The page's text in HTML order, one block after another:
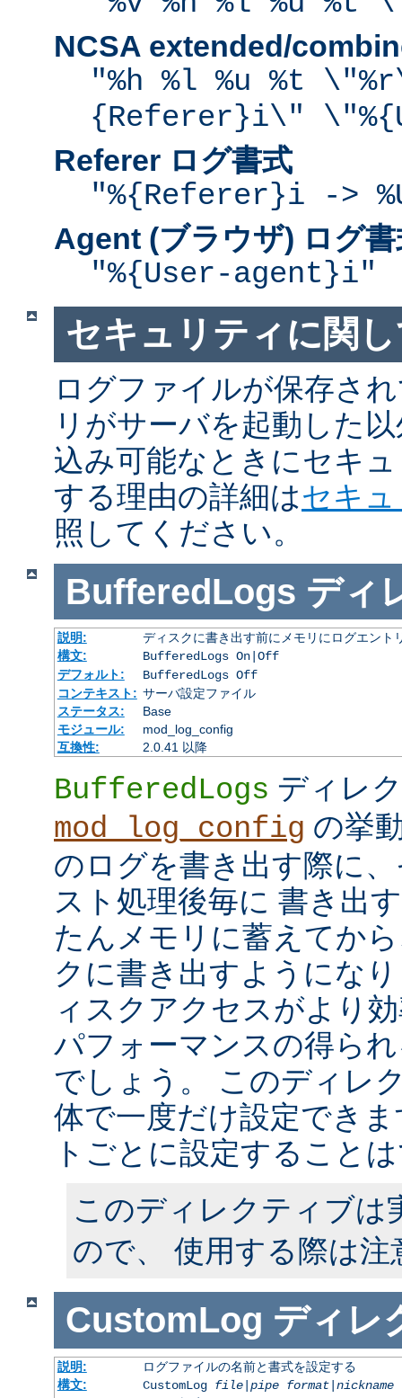
NCSA extended/
"%h %l %u %t
{Referer}i\"
Referer ログ書式
"%{Referer}i ->
Agent (ブラウザ) ログ書
"%{User-agent}i"
セキュリティに関
ログファイルが保存さ
リがサーバを起動した
込み可能なときにセキ
する理由の詳細はセキ
照してください。
BufferedLogs ディ
説明:
ディスクに書き出す前にメモリにログエント
構文:
BufferedLogs On|Off
デフォルト:
BufferedLogs Off
コンテキスト: サーバ設定ファイル
ステータス:
Base
モジュール:
mod_log_config
互換性:
2.0.41 以降
BufferedLogs ディレ
mod_log_config の挙
のログを書き出す際に
スト処理後毎に 書き出
たんメモリに蓄えてか
クに書き出すようにな
ィスクアクセスがより
パフォーマンスの得ら
でしょう。 このディレ
体で一度だけ設定でき
トごとに設定すること
このディレクティブは
ので、 使用する際は
CustomLog ディレ
説明:
ログファイルの名前と書式を設定する
構文:
CustomLog file|pipe format|nickname